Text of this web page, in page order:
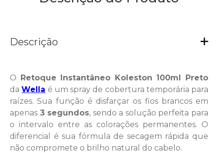
Descrição
O Retoque Instantâneo Koleston 100ml Preto
daWella é um spray de cobertura temporária para
raízes. Sua função é disfarçar os fios brancos em
apenas 3 segundos, sendo a solução perfeita para
o intervalo entre as colorações permanentes. O
diferencial é sua fórmula de secagem rápida que
não compromete o brilho natural do cabelo.